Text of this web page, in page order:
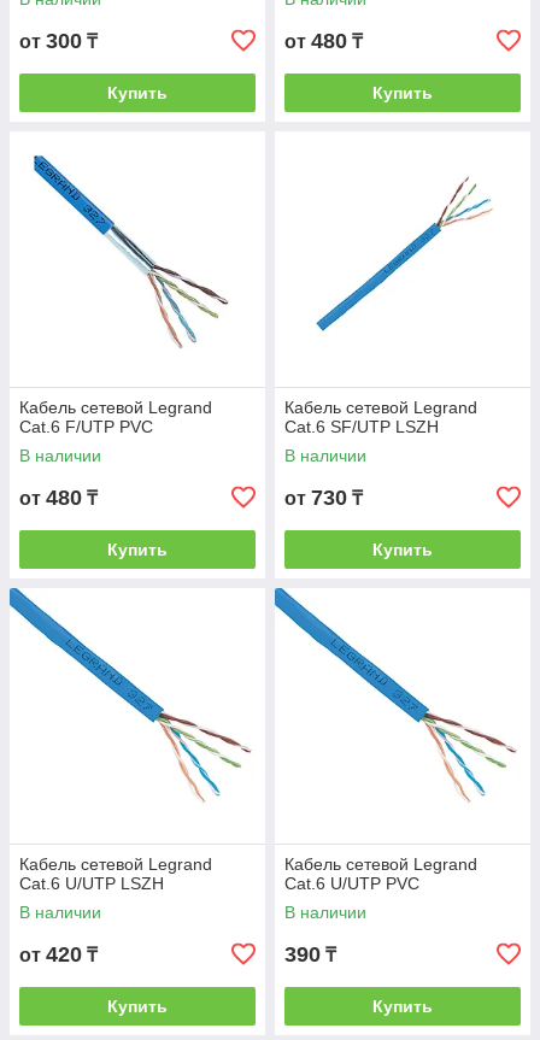
от 300 ₸
Купить
от 480 ₸
Купить
Кабель сетевой Legrand
Cat.6 F/UTP PVC
В наличии
от 480 ₸
Купить
Кабель сетевой Legrand
Cat.6 SF/UTP LSZH
В наличии
от 730 ₸
Купить
Кабель сетевой Legrand
Cat.6 U/UTP LSZH
В наличии
от 420 ₸
Купить
Кабель сетевой Legrand
Cat.6 U/UTP PVC
В наличии
390 ₸
Купить